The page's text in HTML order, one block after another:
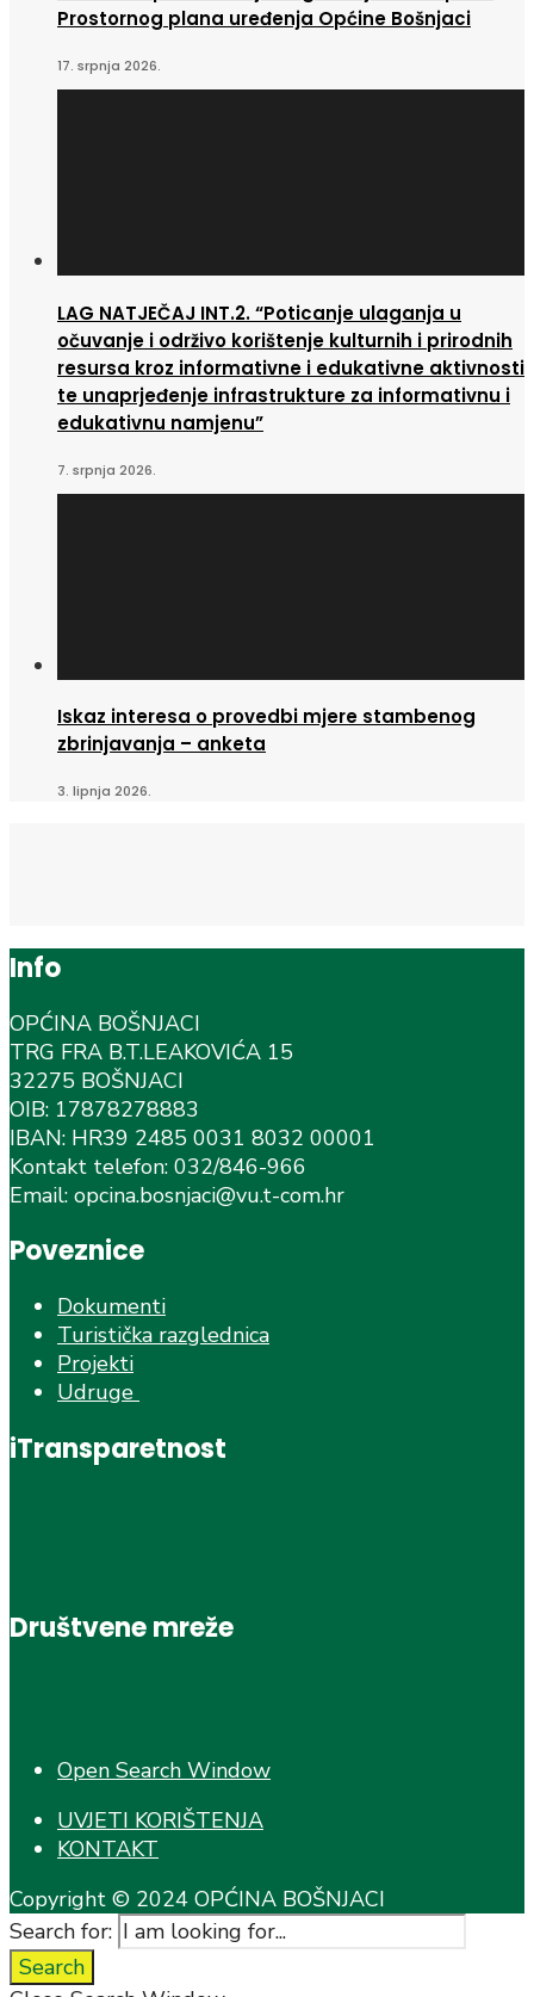
Prostornog plana uređenja Općine Bošnjaci
17. srpnja 2026.
LAG NATJEČAJ INT.2. “Poticanje ulaganja u
očuvanje i održivo korištenje kulturnih i prirodnih
resursa kroz informativne i edukativne aktivnosti
te unaprjeđenje infrastrukture za informativnu i
edukativnu namjenu”
7. srpnja 2026.
Iskaz interesa o provedbi mjere stambenog
zbrinjavanja – anketa
3. lipnja 2026.
Info
OPĆINA BOŠNJACI
TRG FRA B.T.LEAKOVIĆA 15
32275 BOŠNJACI
OIB: 17878278883
IBAN: HR39 2485 0031 8032 00001
Kontakt telefon: 032/846-966
Email: opcina.bosnjaci@vu.t-com.hr
Poveznice
Dokumenti
Turistička razglednica
Projekti
Udruge
iTransparetnost
Društvene mreže
Open Search Window
UVJETI KORIŠTENJA
KONTAKT
Copyright © 2024 OPĆINA BOŠNJACI
Search for:
Search